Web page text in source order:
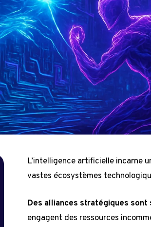
L’intelligence artificielle incarne
vastes écosystèmes
Des alliances stratégiques
engagent des ressources